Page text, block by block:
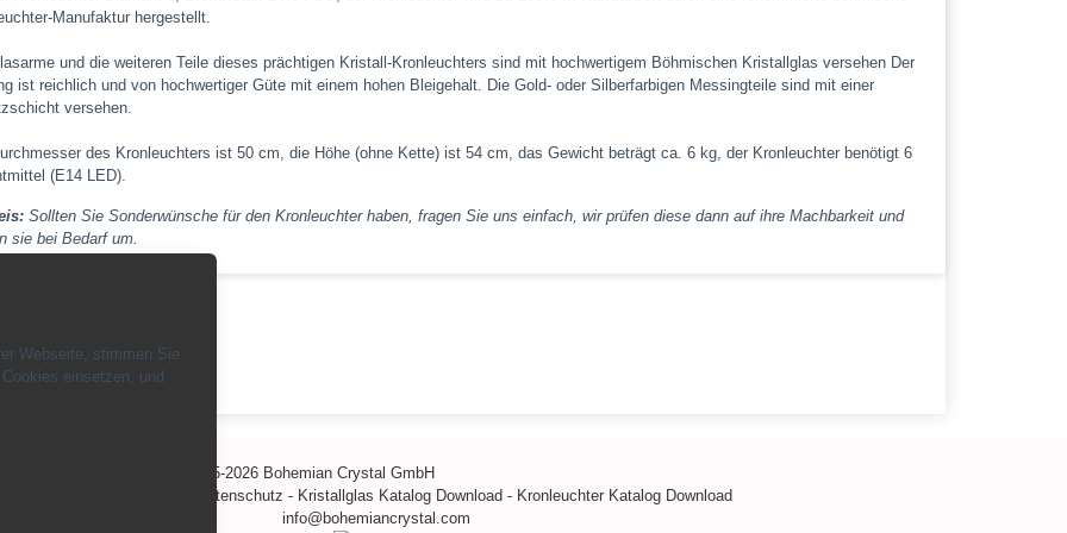
Webseite, stimmen Sie
einsetzen, und
Manufaktur hergestellt.
und die weiteren Teile dieses prächtigen Kristall-Kronleuchters sind mit hochwertigem Böhmischen Kristallglas versehen Der
ist reichlich und von hochwertiger Güte mit einem hohen Bleigehalt. Die Gold- oder Silberfarbigen Messingteile sind mit einer
versehen.
des Kronleuchters ist 50 cm, die Höhe (ohne Kette) ist 54 cm, das Gewicht beträgt ca. 6 kg, der Kronleuchter benötigt 6
(E14 LED).
Sollten Sie Sonderwünsche für den Kronleuchter haben, fragen Sie uns einfach, wir prüfen diese dann auf ihre Machbarkeit und
sie bei Bedarf um.
Copyright © 2015-2026 Bohemian Crystal GmbH
Datenschutz - Kristallglas Katalog Download - Kronleuchter Katalog Download
info@bohemiancrystal.com